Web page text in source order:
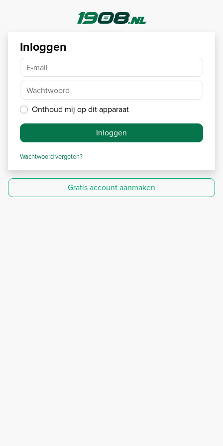
Inloggen
E-mail
Wachtwoord
Onthoud mij op dit apparaat
Inloggen
Wachtwoord vergeten?
Gratis account aanmaken